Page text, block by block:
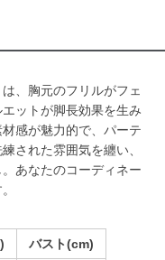
、胸元のフリルがフェ
ットが脚長効果を生み
感が魅力的で、パーテ
された雰囲気を纏い、
あなたのコーディネー
バスト(cm)